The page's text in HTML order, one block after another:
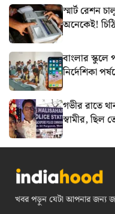
স্মার্ট রেশন
অনেকেই!
বাংলার
নির্দেশিকা
গভীর রাতে
স্বামীর, ছিল
খবর পড়ুন যেটা আপনার জন্য